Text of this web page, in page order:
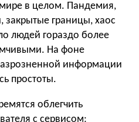
в целом. Пандемия,
закрытые границы, хаос
людей гораздо более
На фоне
информации
простоты.
облегчить
с сервисом: